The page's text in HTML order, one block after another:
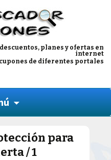
planes y ofertas en
internet
de diferentes portales
para
/ 1